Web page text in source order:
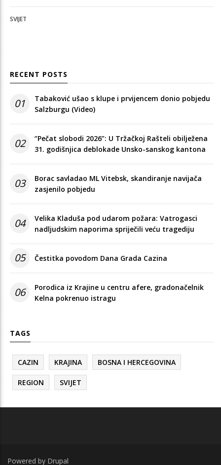
SVIJET
RECENT POSTS
01
Tabaković ušao s klupe i prvijencem donio pobjedu
Salzburgu (Video)
02
“Pečat slobodi 2026”: U Tržačkoj Rašteli obilježena
31. godišnjica deblokade Unsko-sanskog kantona
03
Borac savladao ML Vitebsk, skandiranje navijača
zasjenilo pobjedu
04
Velika Kladuša pod udarom požara: Vatrogasci
nadljudskim naporima spriječili veću tragediju
05 Čestitka povodom Dana Grada Cazina
06
Porodica iz Krajine u centru afere, gradonačelnik
Kelna pokrenuo istragu
TAGS
CAZIN KRAJINA BOSNA I HERCEGOVINA
REGION SVIJET
Powered by Drupal